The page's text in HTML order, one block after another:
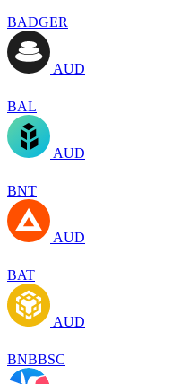
BADGER
AUD
BAL
AUD
BNT
AUD
BAT
AUD
BNBBSC